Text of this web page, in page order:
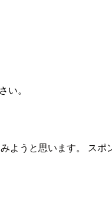
。
うと思います。 ス